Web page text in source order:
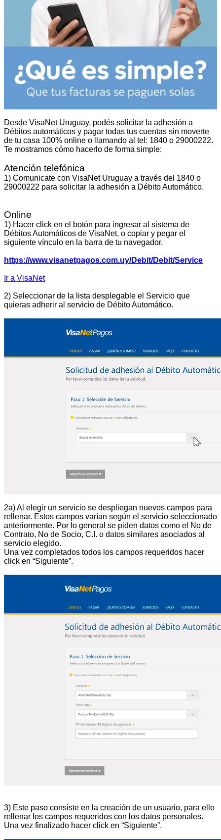
Desde VisaNet Uruguay, podés solicitar la adhesión a
Débitos automáticos y pagar todas tus cuentas sin moverte
de tu casa 100% online o llamando al tel: 1840 o 29000222.
Te mostramos cómo hacerlo de forma simple:
Atención telefónica
1) Comunicate con VisaNet Uruguay a través del 1840 o
29000222 para solicitar la adhesión a Débito Automático.
Online
1) Hacer click en el botón para ingresar al sistema de
Débitos Automáticos de VisaNet, o copiar y pegar el
siguiente vínculo en la barra de tu navegador.
https://www.visanetpagos.com.uy/Debit/Debit/Service
Ir a VisaNet
2) Seleccionar de la lista desplegable el Servicio que
quieras adherir al servicio de Débito Automático.
2a) Al elegir un servicio se despliegan nuevos campos para
rellenar. Estos campos varían según el servicio seleccionado
anteriormente. Por lo general se piden datos como el No de
Contrato, No de Socio, C.I. o datos similares asociados al
servicio elegido.
Una vez completados todos los campos requeridos hacer
click en “Siguiente”.
3) Este paso consiste en la creación de un usuario, para ello
rellenar los campos requeridos con los datos personales.
Una vez finalizado hacer click en “Siguiente”.